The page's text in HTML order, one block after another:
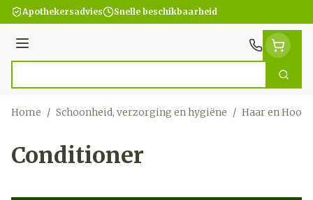
Ga naar de inhoud
Apothekersadvies Snelle beschikbaarheid
Menu
Zoek
Home / Schoonheid, verzorging en hygiëne / Haar en Hoofd
Conditioner